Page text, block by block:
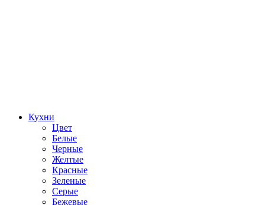
Кухни
Цвет
Белые
Черные
Желтые
Красные
Зеленые
Серые
Бежевые